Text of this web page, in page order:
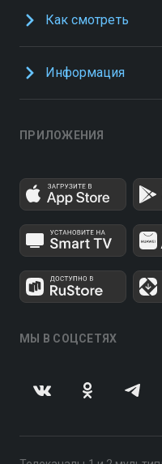
Как смотреть
Информация
ПРИЛОЖЕНИЯ
МЫ В СОЦСЕТЯХ